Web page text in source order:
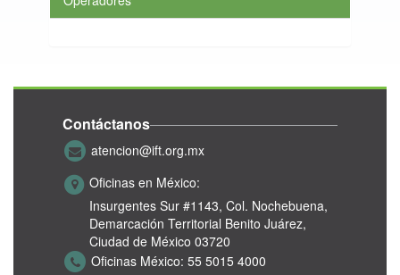
Contáctanos
atencion@ift.org.mx
Oficinas en México:
Insurgentes Sur #1143, Col. Nochebuena,
Demarcación Territorial Benito Juárez,
Ciudad de México 03720
Oficinas México: 55 5015 4000